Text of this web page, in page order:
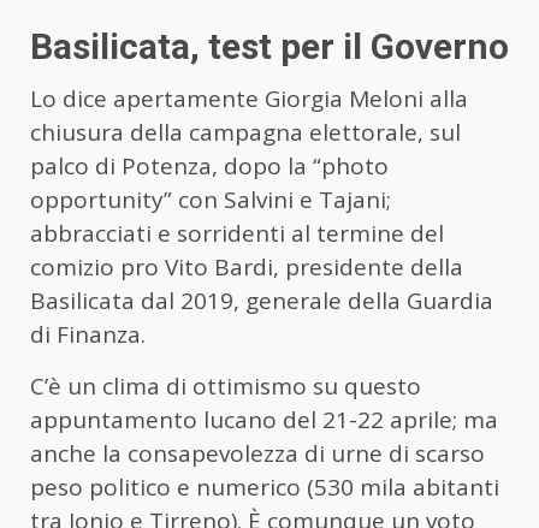
Basilicata, test per il Governo
Lo dice apertamente Giorgia Meloni alla
chiusura della campagna elettorale, sul
palco di Potenza, dopo la “photo
opportunity” con Salvini e Tajani;
abbracciati e sorridenti al termine del
comizio pro Vito Bardi, presidente della
Basilicata dal 2019, generale della Guardia
di Finanza.
C’è un clima di ottimismo su questo
appuntamento lucano del 21-22 aprile; ma
anche la consapevolezza di urne di scarso
peso politico e numerico (530 mila abitanti
tra Ionio e Tirreno). È comunque un voto